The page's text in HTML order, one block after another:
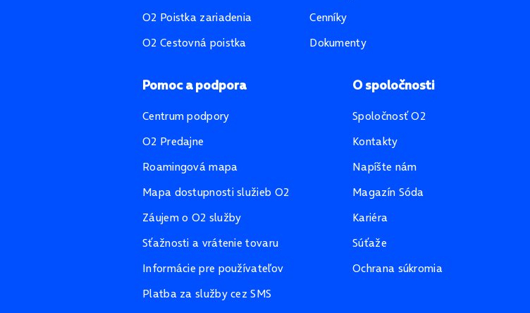
O2 Poistka zariadenia
O2 Cestovná poistka
Cenníky
Dokumenty
Pomoc a podpora
Centrum podpory
O2 Predajne
Roamingová mapa
Mapa dostupnosti služieb O2
Záujem o O2 služby
Sťažnosti a vrátenie tovaru
Informácie pre používateľov
Platba za služby cez SMS
O spoločnosti
Spoločnosť O2
Kontakty
Napíšte nám
Magazín Sóda
Kariéra
Súťaže
Ochrana súkromia